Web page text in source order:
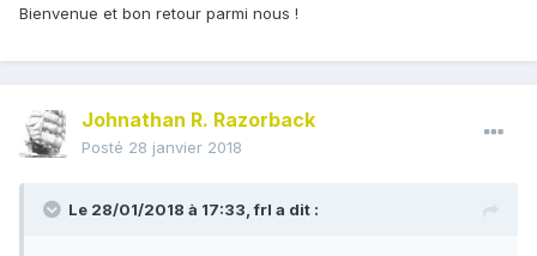
Bienvenue et bon retour parmi nous !
Johnathan R. Razorback
Posté 28 janvier 2018
Le 28/01/2018 à 17:33,frl a dit :